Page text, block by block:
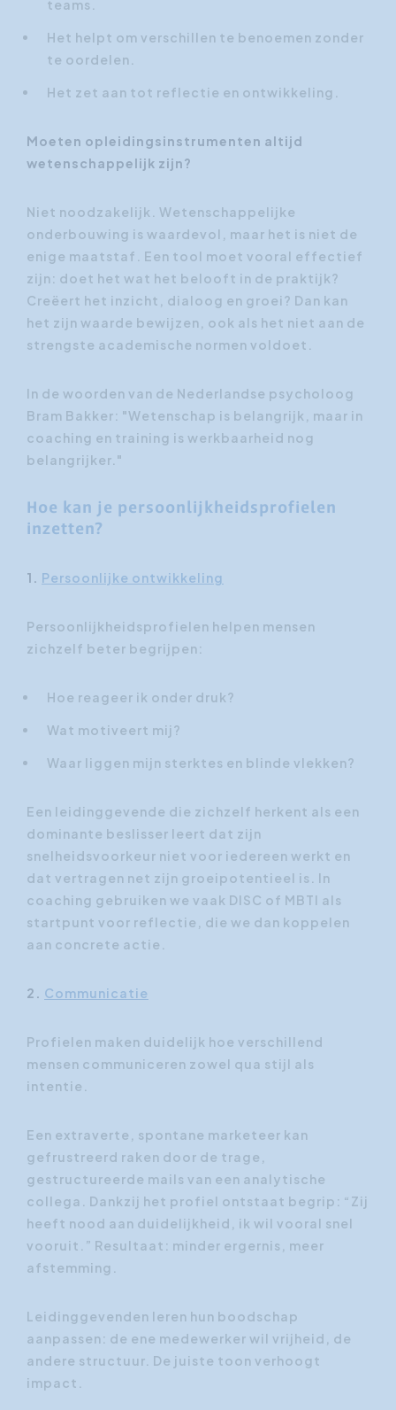
teams.
Het helpt om verschillen te benoemen zonder
te oordelen.
Het zet aan tot reflectie en ontwikkeling.
Moeten opleidingsinstrumenten altijd
wetenschappelijk zijn?
Niet noodzakelijk. Wetenschappelijke
onderbouwing is waardevol, maar het is niet de
enige maatstaf. Een tool moet vooral effectief
zijn: doet het wat het belooft in de praktijk?
Creëert het inzicht, dialoog en groei? Dan kan
het zijn waarde bewijzen, ook als het niet aan de
strengste academische normen voldoet.
In de woorden van de Nederlandse psycholoog
Bram Bakker: "Wetenschap is belangrijk, maar in
coaching en training is werkbaarheid nog
belangrijker."
Hoe kan je persoonlijkheidsprofielen
inzetten?
1. Persoonlijke ontwikkeling
Persoonlijkheidsprofielen helpen mensen
zichzelf beter begrijpen:
Hoe reageer ik onder druk?
Wat motiveert mij?
Waar liggen mijn sterktes en blinde vlekken?
Een leidinggevende die zichzelf herkent als een
dominante beslisser leert dat zijn
snelheidsvoorkeur niet voor iedereen werkt en
dat vertragen net zijn groeipotentieel is. In
coaching gebruiken we vaak DISC of MBTI als
startpunt voor reflectie, die we dan koppelen
aan concrete actie.
2. Communicatie
Profielen maken duidelijk hoe verschillend
mensen communiceren zowel qua stijl als
intentie.
Een extraverte, spontane marketeer kan
gefrustreerd raken door de trage,
gestructureerde mails van een analytische
collega. Dankzij het profiel ontstaat begrip: “Zij
heeft nood aan duidelijkheid, ik wil vooral snel
vooruit.” Resultaat: minder ergernis, meer
afstemming.
Leidinggevenden leren hun boodschap
aanpassen: de ene medewerker wil vrijheid, de
andere structuur. De juiste toon verhoogt
impact.